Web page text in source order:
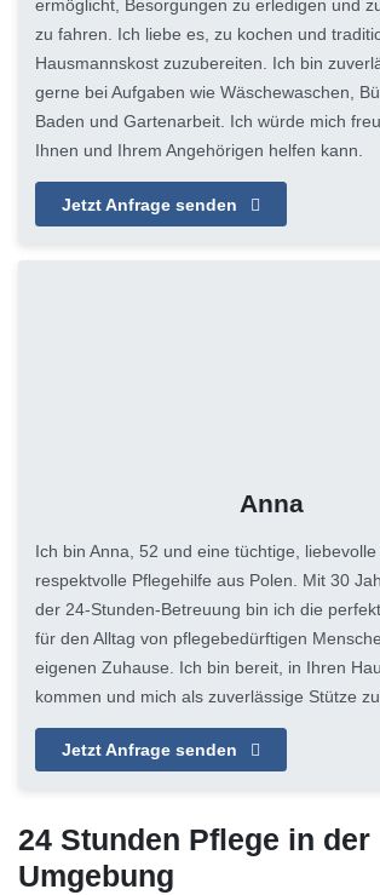
ermöglicht, Besorgungen zu erledigen und
zu fahren. Ich liebe es, zu kochen und
Hausmannskost zuzubereiten. Ich bin
gerne bei Aufgaben wie Wäschewaschen,
Baden und Gartenarbeit. Ich würde mich
Ihnen und Ihrem Angehörigen helfen kann.
Jetzt Anfrage senden
Anna
Ich bin Anna, 52 und eine tüchtige,
respektvolle Pflegehilfe aus Polen. Mit 30
der 24-Stunden-Betreuung bin ich die
für den Alltag von pflegebedürftigen
eigenen Zuhause. Ich bin bereit, in Ihren
kommen und mich als zuverlässige Stütze zu
Jetzt Anfrage senden
24 Stunden Pflege in der
Umgebung